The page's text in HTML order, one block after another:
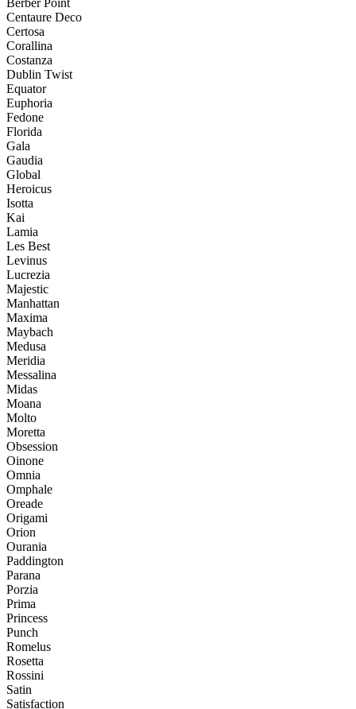
Centaure Deco
Certosa
Corallina
Costanza
Dublin Twist
Equator
Euphoria
Fedone
Florida
Gala
Gaudia
Global
Heroicus
Isotta
Kai
Lamia
Les Best
Levinus
Lucrezia
Majestic
Manhattan
Maxima
Maybach
Medusa
Meridia
Messalina
Midas
Moana
Molto
Moretta
Obsession
Oinone
Omnia
Omphale
Oreade
Origami
Orion
Ourania
Paddington
Parana
Porzia
Prima
Princess
Punch
Romelus
Rosetta
Rossini
Satin
Satisfaction